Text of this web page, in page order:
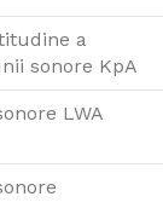
a
sonore KpA
LWA